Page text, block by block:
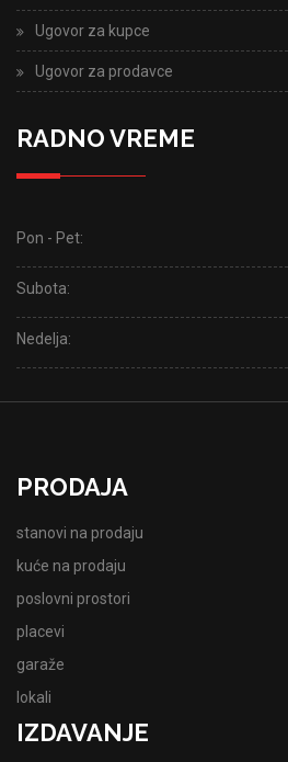
Ugovor za kupce
Ugovor za prodavce
RADNO VREME
Pon - Pet:
Subota:
Nedelja:
PRODAJA
stanovi na prodaju
kuće na prodaju
poslovni prostori
placevi
garaže
lokali
IZDAVANJE